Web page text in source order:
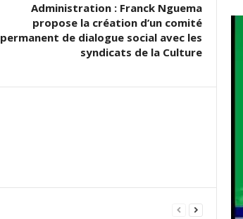
Administration : Franck Nguema
propose la création d’un comité
permanent de dialogue social avec les
syndicats de la Culture